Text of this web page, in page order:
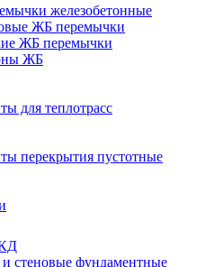
железобетонные
ЖБ перемычки
ЖБ перемычки
ЖБ
для теплотрасс
перекрытия пустотные
стеновые фундаментные